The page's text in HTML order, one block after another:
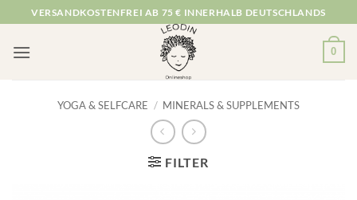
Inhalt
springen
VERSANDKOSTENFREI AB 75 € INNERHALB DEUTSCHLANDS
0
YOGA & SELFCARE / MINERALS & SUPPLEMENTS
FILTER